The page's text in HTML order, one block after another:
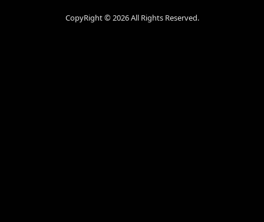
CopyRight ©2026 All Rights Reserved.